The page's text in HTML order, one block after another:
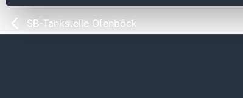
SB-Tankstelle Ofenböck